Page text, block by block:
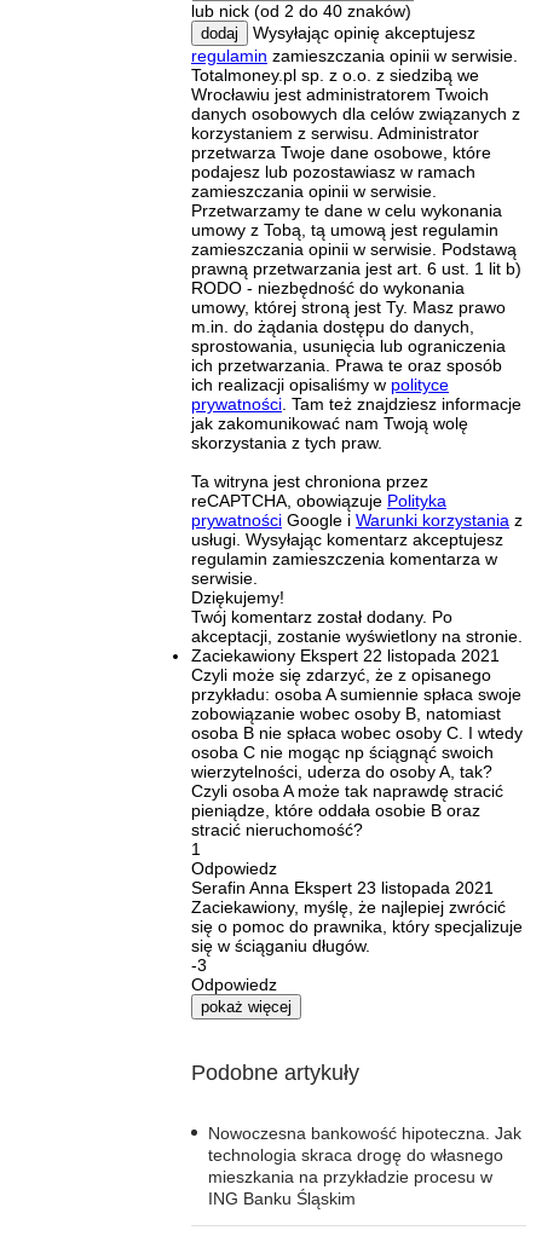
lub nick (od 2 do 40 znaków)
dodaj
Wysyłając opinię akceptujesz
regulamin zamieszczania opinii w serwisie.
Totalmoney.pl sp. z o.o. z siedzibą we
Wrocławiu jest administratorem Twoich
danych osobowych dla celów związanych z
korzystaniem z serwisu. Administrator
przetwarza Twoje dane osobowe, które
podajesz lub pozostawiasz w ramach
zamieszczania opinii w serwisie.
Przetwarzamy te dane w celu wykonania
umowy z Tobą, tą umową jest regulamin
zamieszczania opinii w serwisie. Podstawą
prawną przetwarzania jest art. 6 ust. 1 lit b)
RODO - niezbędność do wykonania
umowy, której stroną jest Ty. Masz prawo
m.in. do żądania dostępu do danych,
sprostowania, usunięcia lub ograniczenia
ich przetwarzania. Prawa te oraz sposób
ich realizacji opisaliśmy w polityce
prywatności . Tam też znajdziesz informacje
jak zakomunikować nam Twoją wolę
skorzystania z tych praw.
Ta witryna jest chroniona przez
reCAPTCHA, obowiązuje Polityka
prywatności Google i Warunki korzystania z
usługi. Wysyłając komentarz akceptujesz
regulamin zamieszczenia komentarza w
serwisie.
Dziękujemy!
Twój komentarz został dodany. Po
akceptacji, zostanie wyświetlony na stronie.
Zaciekawiony Ekspert 22 listopada 2021
Czyli może się zdarzyć, że z opisanego
przykładu: osoba A sumiennie spłaca swoje
zobowiązanie wobec osoby B, natomiast
osoba B nie spłaca wobec osoby C. I wtedy
osoba C nie mogąc np ściągnąć swoich
wierzytelności, uderza do osoby A, tak?
Czyli osoba A może tak naprawdę stracić
pieniądze, które oddała osobie B oraz
stracić nieruchomość?
1
Odpowiedz
Serafin Anna Ekspert 23 listopada 2021
Zaciekawiony, myślę, że najlepiej zwrócić
się o pomoc do prawnika, który specjalizuje
się w ściąganiu długów.
-3
Odpowiedz
pokaż więcej
Podobne artykuły
Nowoczesna bankowość hipoteczna. Jak
technologia skraca drogę do własnego
mieszkania na przykładzie procesu w
ING Banku Śląskim